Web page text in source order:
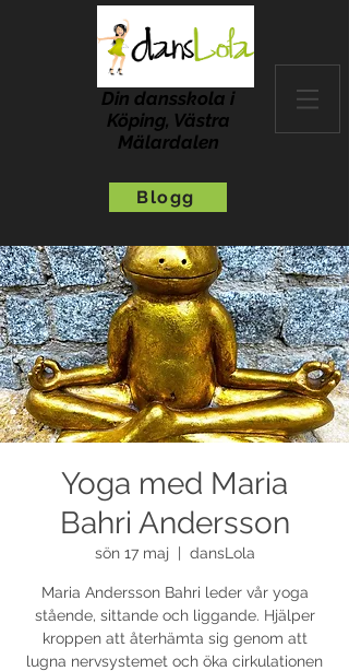
Din dansskola i
Köping, Västra
Mälardalen
Blogg
Yoga med Maria
Bahri Andersson
sön 17 maj dansLola
Maria Andersson Bahri leder vår yoga
stående, sittande och liggande. Hjälper
kroppen att återhämta sig genom att
lugna nervsystemet och öka cirkulationen